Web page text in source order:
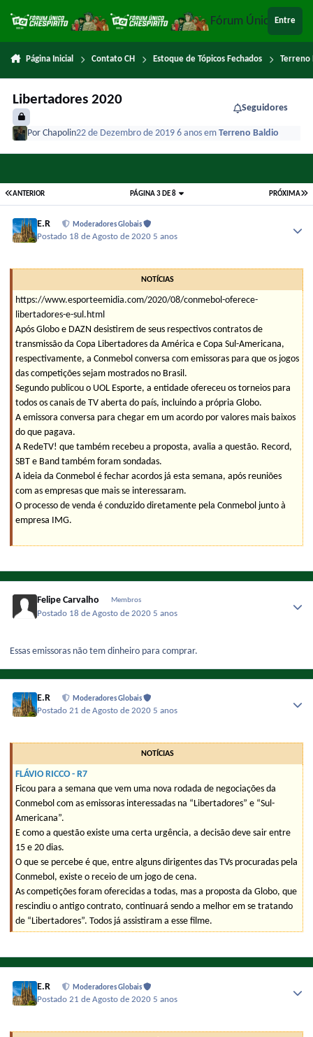
Fórum ÚnicoEntre
Página Inicial Contato CH Estoque de Tópicos Fechados
Libertadores 2020
Seguidores
PorChapolin22 de Dezembro de 20196 anosemTerreno Baldio
ANTERIOR PRÓXIMA
PÁGINA 3 DE 8
E.R Moderadores Globais
Postado 18 de Agosto de 2020 5 anos
NOTÍCIAS
https://www.esporteemidia.com/2020/08/conmebol-oferece-
libertadores-e-sul.html
Após Globo e DAZN desistirem de seus respectivos contratos de
transmissão da Copa Libertadores da América e Copa Sul-Americana,
respectivamente, a Conmebol conversa com emissoras para que os jogos
das competições sejam mostrados no Brasil.
Segundo publicou o UOL Esporte, a entidade ofereceu os torneios para
todos os canais de TV aberta do país, incluindo a própria Globo.
A emissora conversa para chegar em um acordo por valores mais baixos
do que pagava.
A RedeTV! que também recebeu a proposta, avalia a questão. Record,
SBT e Band também foram sondadas.
A ideia da Conmebol é fechar acordos já esta semana, após reuniões
com as empresas que mais se interessaram.
O processo de venda é conduzido diretamente pela Conmebol junto à
empresa IMG.
Felipe Carvalho Membros
Postado 18 de Agosto de 2020 5 anos
Essas emissoras não tem dinheiro para comprar.
E.R Moderadores Globais
Postado21 de Agosto de 2020 5 anos
NOTÍCIAS
FLÁVIO RICCO - R7
Ficou para a semana que vem uma nova rodada de negociações da
Conmebol com as emissoras interessadas na “Libertadores” e “Sul-
Americana”.
E como a questão existe uma certa urgência, a decisão deve sair entre
15 e 20 dias.
O que se percebe é que, entre alguns dirigentes das TVs procuradas pela
Conmebol, existe o receio de um jogo de cena.
As competições foram oferecidas a todas, mas a proposta da Globo, que
rescindiu o antigo contrato, continuará sendo a melhor em se tratando
de “Libertadores”. Todos já assistiram a esse filme.
E.R Moderadores Globais
Postado21 de Agosto de 2020 5 anos